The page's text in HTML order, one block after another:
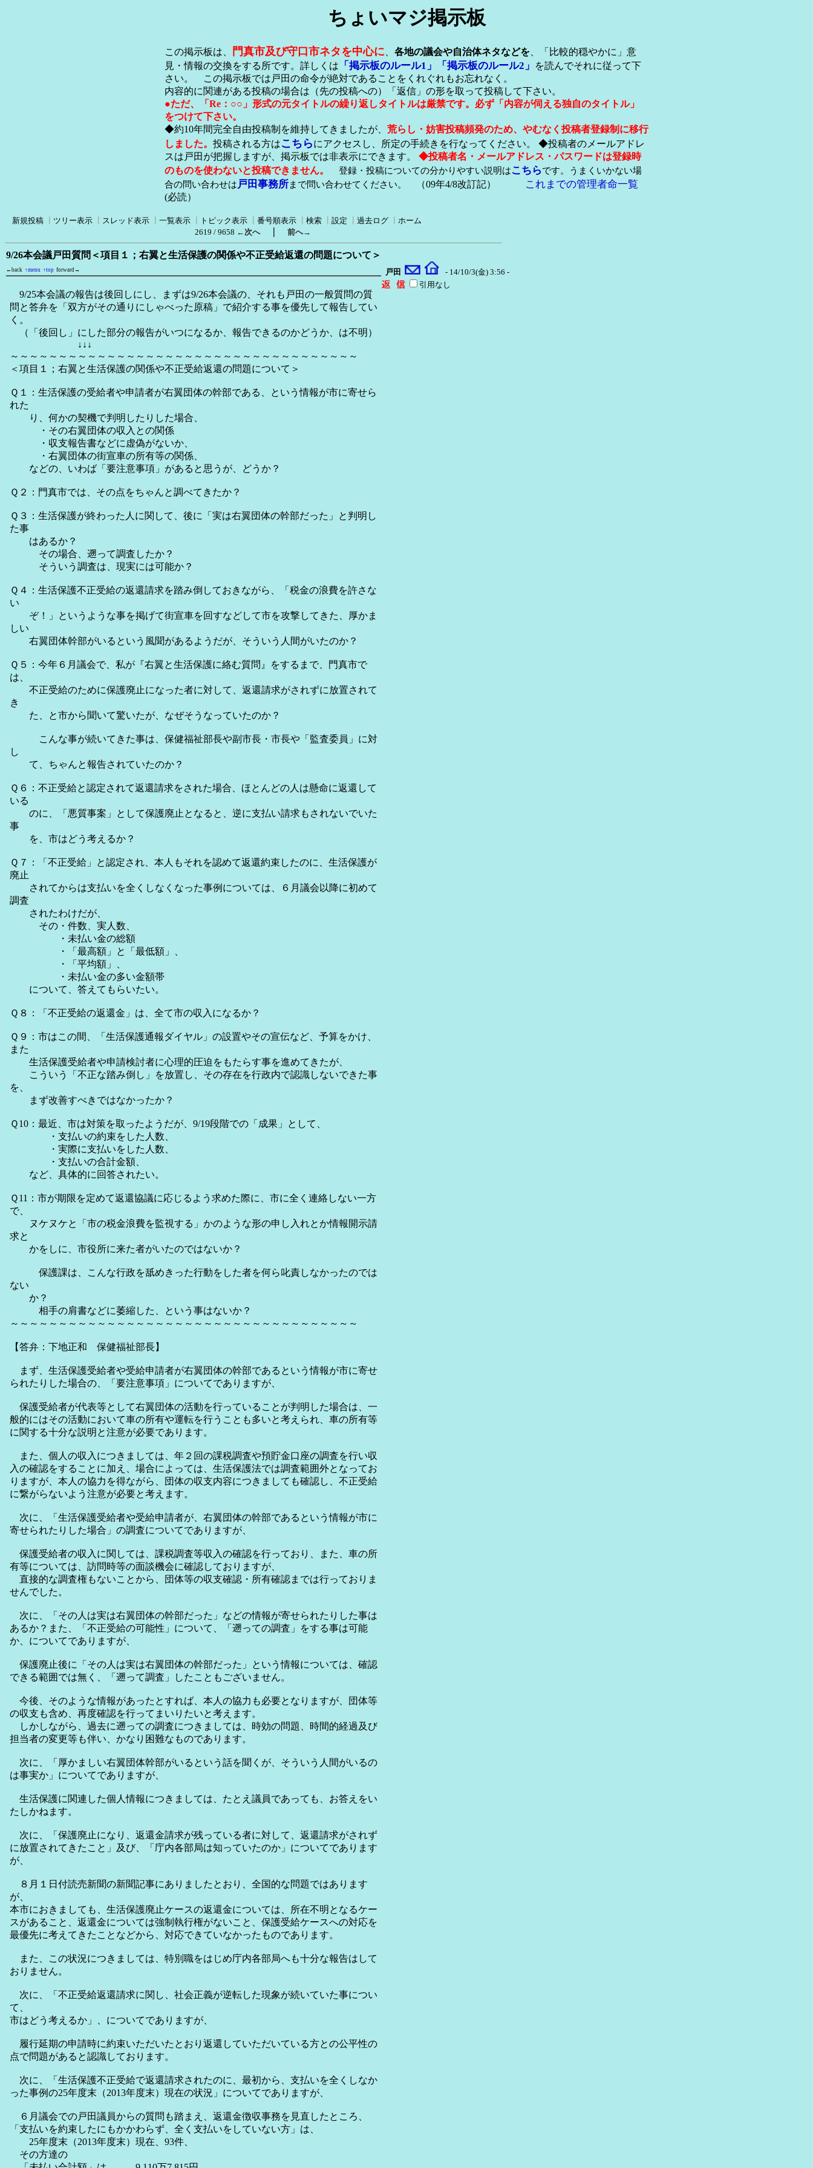
ちょいマジ掲示板
この掲示板は、 門真市及び守口市ネタを中心に、 各地の議会や自治体ネタなどを、「比較的穏やかに」意
見・情報の交換をする所です。詳しくは
「掲示板のルール1」 「掲示板のルール2」
を読んでそれに従って下
さい。 この掲示板では戸田の命令が絶対であることをくれぐれもお忘れなく。
内容的に関連がある投稿の場合は（先の投稿への）「返信」の形を取って投稿して下さい。
●ただ、「Re：○○」形式の元タイトルの繰り返しタイトルは厳禁です。必ず「内容が伺える独自のタイトル」
をつけて下さい。
◆約10年間完全自由投稿制を維持してきましたが、 荒らし・妨害投稿頻発のため、やむなく投稿者登録制に移行
しました。 投稿される方はこちらにアクセスし、所定の手続きを行なってください。 ◆投稿者のメールアドレ
スは戸田が把握しますが、掲示板では非表示にできます。 ◆投稿者名・メールアドレス・パスワードは登録時
のものを使わないと投稿できません。
登録・投稿についての分かりやすい説明はこちらです。うまくいかない場
合の問い合わせは戸田事務所まで問い合わせてください。 （09年4/8改訂記） これまでの管理者命一覧
(必読）
新規投稿 ツリー表示 スレッド表示 一覧表示 トピック表示 番号順表示 検索 設定 過去ログ
ホーム
2619 / 9658 ←次へ｜ 前へ→
9/26本会議戸田質問＜項目１；右翼と生活保護の関係や不正受給返還の問題について＞
←back ↑menu ↑top forward→ 戸田 - 14/10/3(金) 3:56 -
9/25本会議の報告は後回しにし、まずは9/26本会議の、それも戸田の一般質問の質
問と答弁を「双方がその通りにしゃべった原稿」で紹介する事を優先して報告してい
く。
（「後回し」にした部分の報告がいつになるか、報告できるのかどうか、は不明）
↓↓↓
～～～～～～～～～～～～～～～～～～～～～～～～～～～～～～～～～～～～
＜項目１；右翼と生活保護の関係や不正受給返還の問題について＞
Ｑ１：生活保護の受給者や申請者が右翼団体の幹部である、という情報が市に寄せら
れた
り、何かの契機で判明したりした場合、
・その右翼団体の収入との関係
・収支報告書などに虚偽がないか、
・右翼団体の街宣車の所有等の関係、
などの、いわば「要注意事項」があると思うが、どうか？
Ｑ２：門真市では、その点をちゃんと調べてきたか？
Ｑ３：生活保護が終わった人に関して、後に「実は右翼団体の幹部だった」と判明し
た事
はあるか？
その場合、遡って調査したか？
そういう調査は、現実には可能か？
Ｑ４：生活保護不正受給の返還請求を踏み倒しておきながら、「税金の浪費を許さな
い
ぞ！」というような事を掲げて街宣車を回すなどして市を攻撃してきた、厚かま
しい
右翼団体幹部がいるという風聞があるようだが、そういう人間がいたのか？
Ｑ５：今年６月議会で、私が『右翼と生活保護に絡む質問』をするまで、門真市で
は、
不正受給のために保護廃止になった者に対して、返還請求がされずに放置されて
き
た、と市から聞いて驚いたが、なぜそうなっていたのか？
こんな事が続いてきた事は、保健福祉部長や副市長・市長や「監査委員」に対
し
て、ちゃんと報告されていたのか？
Ｑ６：不正受給と認定されて返還請求をされた場合、ほとんどの人は懸命に返還して
いる
のに、「悪質事案」として保護廃止となると、逆に支払い請求もされないでいた
事
を、市はどう考えるか？
Ｑ７：「不正受給」と認定され、本人もそれを認めて返還約束したのに、生活保護が
廃止
されてからは支払いを全くしなくなった事例については、６月議会以降に初めて
調査
されたわけだが、
その・件数、実人数、
・未払い金の総額
・「最高額」と「最低額」、
・「平均額」、
・未払い金の多い金額帯
について、答えてもらいたい。
Ｑ８：「不正受給の返還金」は、全て市の収入になるか？
Ｑ９：市はこの間、「生活保護通報ダイヤル」の設置やその宣伝など、予算をかけ、
また
生活保護受給者や申請検討者に心理的圧迫をもたらす事を進めてきたが、
こういう「不正な踏み倒し」を放置し、その存在を行政内で認識しないできた事
を、
まず改善すべきではなかったか？
Ｑ10：最近、市は対策を取ったようだが、9/19段階での「成果」として、
・支払いの約束をした人数、
・実際に支払いをした人数、
・支払いの合計金額、
など、具体的に回答されたい。
Ｑ11：市が期限を定めて返還協議に応じるよう求めた際に、市に全く連絡しない一方
で、
ヌケヌケと「市の税金浪費を監視する」かのような形の申し入れとか情報開示請
求と
かをしに、市役所に来た者がいたのではないか？
保護課は、こんな行政を舐めきった行動をした者を何ら叱責しなかったのでは
ない
か？
相手の肩書などに萎縮した、という事はないか？
～～～～～～～～～～～～～～～～～～～～～～～～～～～～～～～～～～～～
【答弁：下地正和 保健福祉部長】
まず、生活保護受給者や受給申請者が右翼団体の幹部であるという情報が市に寄せ
られたりした場合の、「要注意事項」についてでありますが、
保護受給者が代表等として右翼団体の活動を行っていることが判明した場合は、一
般的にはその活動において車の所有や運転を行うことも多いと考えられ、車の所有等
に関する十分な説明と注意が必要であります。
また、個人の収入につきましては、年２回の課税調査や預貯金口座の調査を行い収
入の確認をすることに加え、場合によっては、生活保護法では調査範囲外となってお
りますが、本人の協力を得ながら、団体の収支内容につきましても確認し、不正受給
に繋がらないよう注意が必要と考えます。
次に、「生活保護受給者や受給申請者が、右翼団体の幹部であるという情報が市に
寄せられたりした場合」の調査についてでありますが、
保護受給者の収入に関しては、課税調査等収入の確認を行っており、また、車の所
有等については、訪問時等の面談機会に確認しておりますが、
直接的な調査権もないことから、団体等の収支確認・所有確認までは行っておりま
せんでした。
次に、「その人は実は右翼団体の幹部だった」などの情報が寄せられたりした事は
あるか？また、「不正受給の可能性」について、「遡っての調査」をする事は可能
か、についてでありますが、
保護廃止後に「その人は実は右翼団体の幹部だった」という情報については、確認
できる範囲では無く、「遡って調査」したこともございません。
今後、そのような情報があったとすれば、本人の協力も必要となりますが、団体等
の収支も含め、再度確認を行ってまいりたいと考えます。
しかしながら、過去に遡っての調査につきましては、時効の問題、時間的経過及び
担当者の変更等も伴い、かなり困難なものであります。
次に、「厚かましい右翼団体幹部がいるという話を聞くが、そういう人間がいるの
は事実か」についてでありますが、
生活保護に関連した個人情報につきましては、たとえ議員であっても、お答えをい
たしかねます。
次に、「保護廃止になり、返還金請求が残っている者に対して、返還請求がされず
に放置されてきたこと」及び、「庁内各部局は知っていたのか」についてであります
が、
８月１日付読売新聞の新聞記事にありましたとおり、全国的な問題ではあります
が、
本市におきましても、生活保護廃止ケースの返還金については、所在不明となるケー
スがあること、返還金については強制執行権がないこと、保護受給ケースへの対応を
最優先に考えてきたことなどから、対応できていなかったものであります。
また、この状況につきましては、特別職をはじめ庁内各部局へも十分な報告はして
おりません。
次に、「不正受給返還請求に関し、社会正義が逆転した現象が続いていた事につい
て、
市はどう考えるか」、についてでありますが、
履行延期の申請時に約束いただいたとおり返還していただいている方との公平性の
点で問題があると認識しております。
次に、「生活保護不正受給で返還請求されたのに、最初から、支払いを全くしなか
った事例の25年度末（2013年度末）現在の状況」についてでありますが、
６月議会での戸田議員からの質問も踏まえ、返還金徴収事務を見直したところ、
「支払いを約束したにもかかわらず、全く支払いをしていない方」は、
25年度末（2013年度末）現在、93件、
その方達の
引用なし